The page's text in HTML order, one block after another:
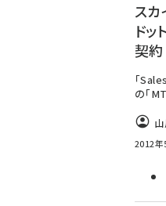
スカ
ド
契約
「
の「
2012年